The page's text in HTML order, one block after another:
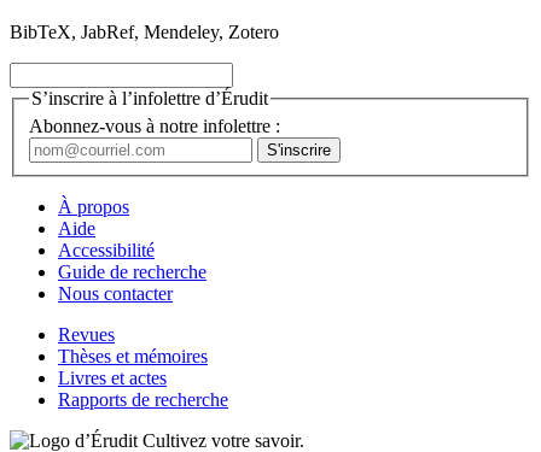
BibTeX, JabRef, Mendeley, Zotero
S’inscrire à l’infolettre d’Érudit
Abonnez-vous à notre infolettre :
À propos
Aide
Accessibilité
Guide de recherche
Nous contacter
Revues
Thèses et mémoires
Livres et actes
Rapports de recherche
Cultivez votre savoir.